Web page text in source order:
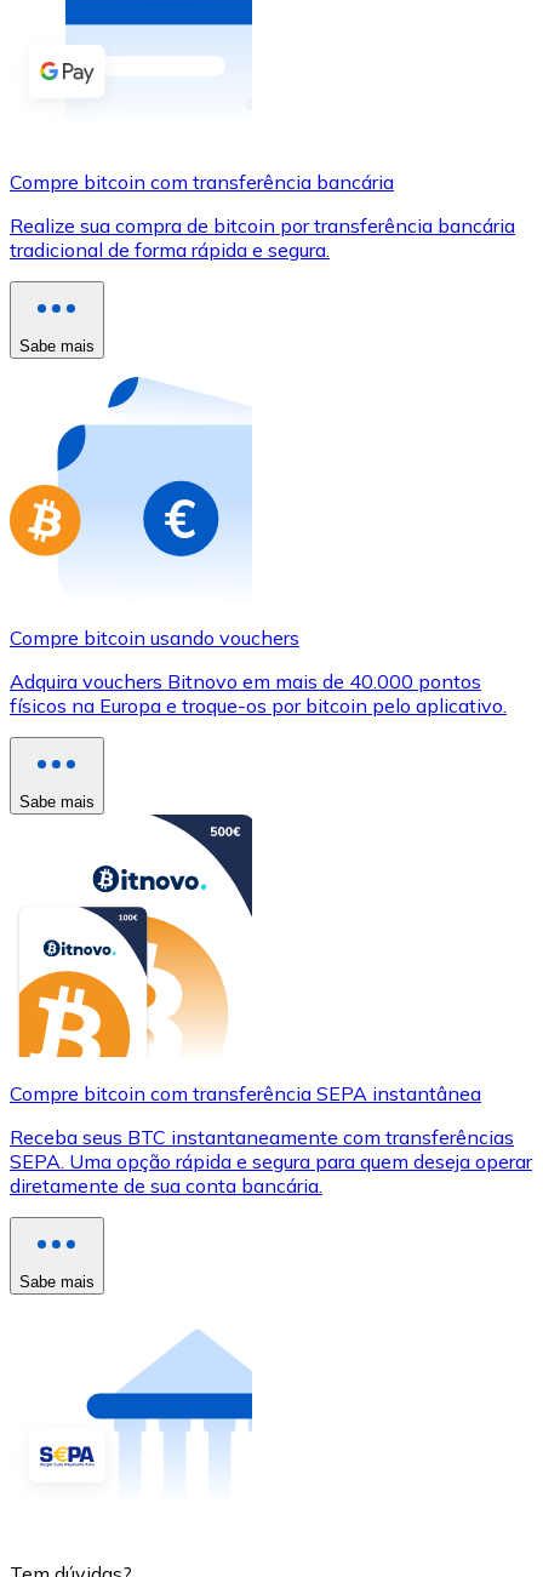
Comprar com dinheiro
Transferência SEPA
Use cartões Visa e Mastercard para comprar
Comprar com cartão
Compre cartões-presente das suas marcas favoritas
Ir para a loja de cartões-presente
Compre bitcoin com transferência bancária
Realize sua compra de bitcoin por transferência bancária
tradicional de forma rápida e segura.
Sabe mais
Compre bitcoin usando vouchers
Adquira vouchers Bitnovo em mais de 40.000 pontos
físicos na Europa e troque-os por bitcoin pelo aplicativo.
Sabe mais
Compre bitcoin com transferência SEPA instantânea
Receba seus BTC instantaneamente com transferências
SEPA. Uma opção rápida e segura para quem deseja operar
diretamente de sua conta bancária.
Sabe mais